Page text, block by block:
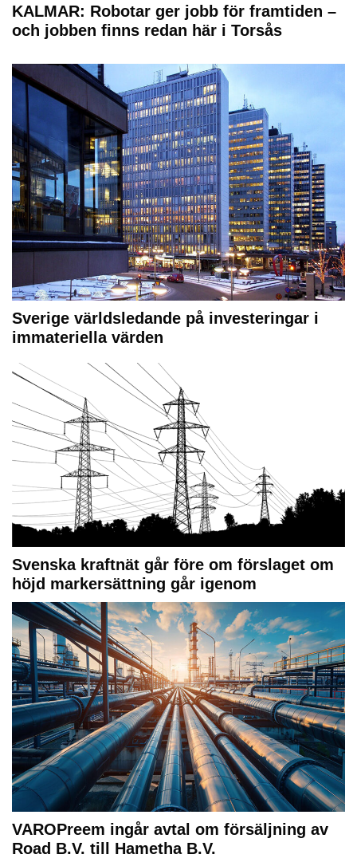
KALMAR: Robotar ger jobb för framtiden –
och jobben finns redan här i Torsås
Sverige världsledande på investeringar i
immateriella värden
Svenska kraftnät går före om förslaget om
höjd markersättning går igenom
VAROPreem ingår avtal om försäljning av
Road B.V. till Hametha B.V.